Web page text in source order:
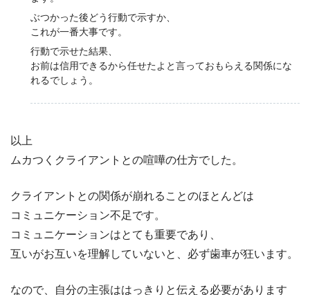
ぶつかった後どう行動で示すか、
これが一番大事です。
行動で示せた結果、
お前は信用できるから任せたよと言っておもらえる関係にな
れるでしょう。
以上
ムカつくクライアントとの喧嘩の仕方でした。
クライアントとの関係が崩れることのほとんどは
コミュニケーション不足です。
コミュニケーションはとても重要であり、
互いがお互いを理解していないと、必ず歯車が狂います。
なので、自分の主張ははっきりと伝える必要があります